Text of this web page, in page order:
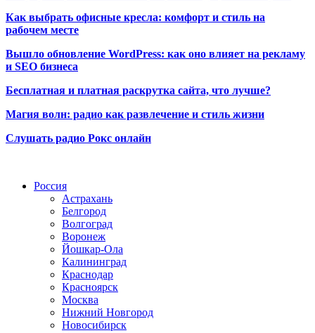
Как выбрать офисные кресла: комфорт и стиль на
рабочем месте
Вышло обновление WordPress: как оно влияет на рекламу
и SEO бизнеса
Бесплатная и платная раскрутка сайта, что лучше?
Магия волн: радио как развлечение и стиль жизни
Слушать радио Рокс онлайн
Россия
Астрахань
Белгород
Волгоград
Воронеж
Йошкар-Ола
Калининград
Краснодар
Красноярск
Москва
Нижний Новгород
Новосибирск